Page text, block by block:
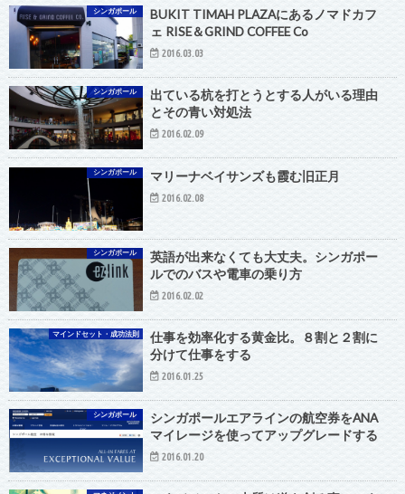
シンガポール
BUKIT TIMAH PLAZAにあるノマドカフ
ェ RISE＆GRIND COFFEE Co
2016.03.03
シンガポール
出ている杭を打とうとする人がいる理由
とその青い対処法
2016.02.09
シンガポール マリーナベイサンズも霞む旧正月
2016.02.08
シンガポール
英語が出来なくても大丈夫。シンガポー
ルでのバスや電車の乗り方
2016.02.02
マインドセット・成功法則
仕事を効率化する黄金比。８割と２割に
分けて仕事をする
2016.01.25
シンガポール
シンガポールエアラインの航空券をANA
マイレージを使ってアップグレードする
2016.01.20